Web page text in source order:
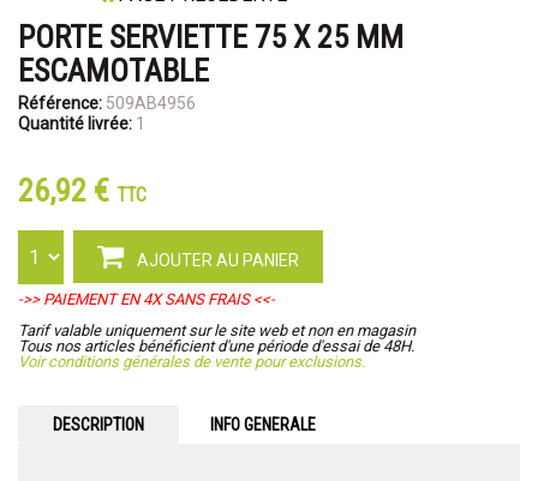
PORTE SERVIETTE 75 X 25 MM
ESCAMOTABLE
Référence: 509AB4956
Quantité livrée: 1
26,92 € TTC
AJOUTER AU PANIER
->> PAIEMENT EN 4X SANS FRAIS <<-
Tarif valable uniquement sur le site web et non en magasin
Tous nos articles bénéficient d'une période d'essai de 48H.
Voir conditions générales de vente pour exclusions.
DESCRIPTION INFO GENERALE